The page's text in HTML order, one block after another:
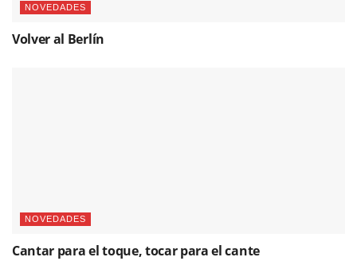
NOVEDADES
Volver al Berlín
NOVEDADES
Cantar para el toque, tocar para el cante